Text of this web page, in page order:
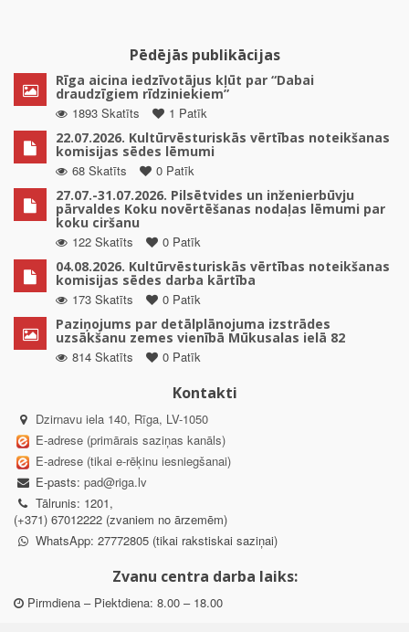
Pēdējās publikācijas
Rīga aicina iedzīvotājus kļūt par “Dabai
draudzīgiem rīdziniekiem”
1893 Skatīts
1 Patīk
22.07.2026. Kultūrvēsturiskās vērtības noteikšanas
komisijas sēdes lēmumi
68 Skatīts
0 Patīk
27.07.-31.07.2026. Pilsētvides un inženierbūvju
pārvaldes Koku novērtēšanas nodaļas lēmumi par
koku ciršanu
122 Skatīts
0 Patīk
04.08.2026. Kultūrvēsturiskās vērtības noteikšanas
komisijas sēdes darba kārtība
173 Skatīts
0 Patīk
Paziņojums par detālplānojuma izstrādes
uzsākšanu zemes vienībā Mūkusalas ielā 82
814 Skatīts
0 Patīk
Kontakti
Dzirnavu iela 140, Rīga, LV-1050
E-adrese (primārais saziņas kanāls)
E-adrese (tikai e-rēķinu iesniegšanai)
E-pasts: pad@riga.lv
Tālrunis: 1201,
(+371) 67012222 (zvaniem no ārzemēm)
WhatsApp: 27772805 (tikai rakstiskai saziņai)
Zvanu centra darba laiks:
Pirmdiena – Piektdiena: 8.00 – 18.00